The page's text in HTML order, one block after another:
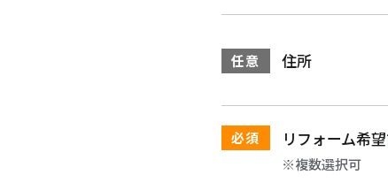
任意 住所
必須 リフォーム希
※複数選択可